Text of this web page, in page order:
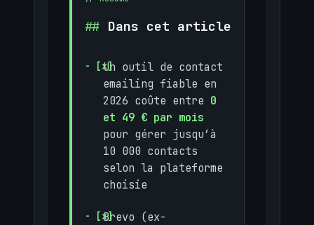
Dans cet article
Un outil de contact
emailing fiable en
2026 coûte entre 0
et 49 € par mois
pour gérer jusqu’à
10 000 contacts
selon la plateforme
choisie
Brevo (ex-